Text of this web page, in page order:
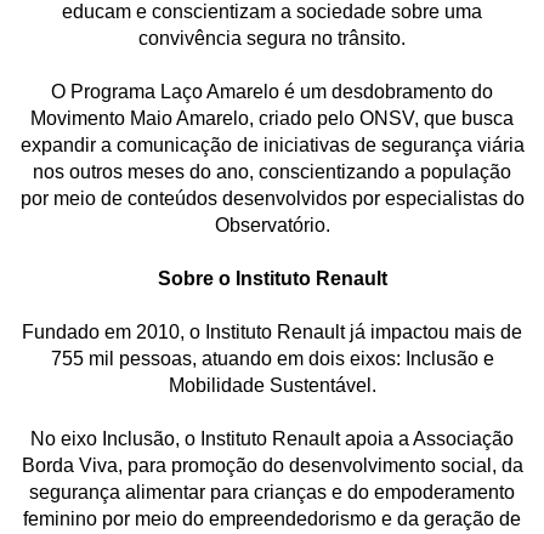
educam e conscientizam a sociedade sobre uma
convivência segura no trânsito.
O Programa Laço Amarelo é um desdobramento do
Movimento Maio Amarelo, criado pelo ONSV, que busca
expandir a comunicação de iniciativas de segurança viária
nos outros meses do ano, conscientizando a população
por meio de conteúdos desenvolvidos por especialistas do
Observatório.
Sobre o Instituto Renault
Fundado em 2010, o Instituto Renault já impactou mais de
755 mil pessoas, atuando em dois eixos: Inclusão e
Mobilidade Sustentável.
No eixo Inclusão, o Instituto Renault apoia a Associação
Borda Viva, para promoção do desenvolvimento social, da
segurança alimentar para crianças e do empoderamento
feminino por meio do empreendedorismo e da geração de